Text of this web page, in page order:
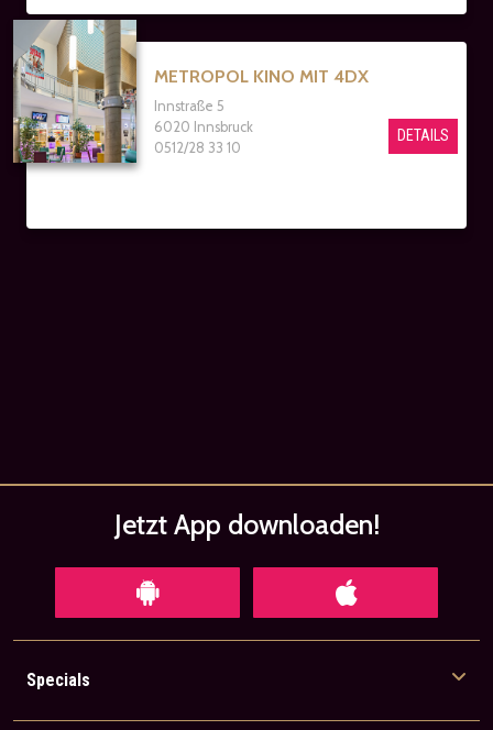
METROPOL KINO MIT 4DX
Innstraße 5
6020 Innsbruck
0512/28 33 10
DETAILS
Jetzt App downloaden!
Specials